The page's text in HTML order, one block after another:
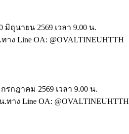
นายน 2569 เวลา 9.00 น.
ง Line OA: @OVALTINEUHTTH
กฎาคม 2569 เวลา 9.00 น.
าง Line OA: @OVALTINEUHTTH